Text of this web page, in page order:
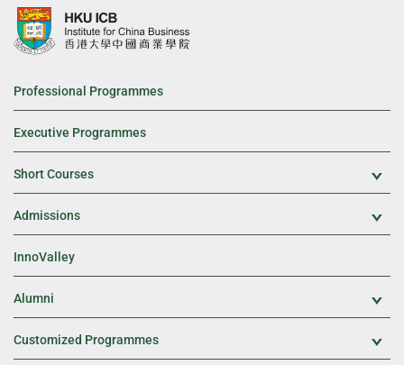
Professional Programmes
Executive Programmes
Short Courses
Admissions
InnoValley
Alumni
Customized Programmes